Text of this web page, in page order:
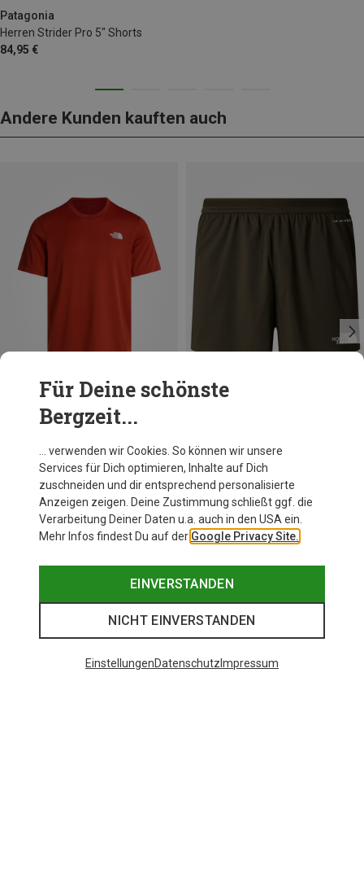
Patagonia
Herren Strider Pro 5" Shorts
84,95 €
Andere Kunden kauften auch
Du sparst 32%
The North Face
Herren Sunriser 5" Shorts
59,40 €
Für Deine schönste
Bergzeit...
… verwenden wir Cookies. So können wir unsere
Services für Dich optimieren, Inhalte auf Dich
zuschneiden und dir entsprechend personalisierte
Anzeigen zeigen. Deine Zustimmung schließt ggf. die
Verarbeitung Deiner Daten u.a. auch in den USA ein.
Mehr Infos findest Du auf der Google Privacy Site.
EINVERSTANDEN
NICHT EINVERSTANDEN
EinstellungenDatenschutz Impressum